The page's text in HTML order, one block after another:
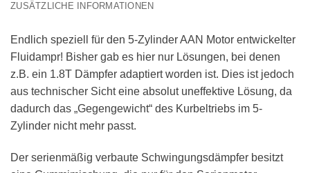
ZUSÄTZLICHE INFORMATIONEN
Endlich speziell für den 5-Zylinder AAN Motor entwickelter
Fluidampr! Bisher gab es hier nur Lösungen, bei denen
z.B. ein 1.8T Dämpfer adaptiert worden ist. Dies ist jedoch
aus technischer Sicht eine absolut uneffektive Lösung, da
dadurch das „Gegengewicht“ des Kurbeltriebs im 5-
Zylinder nicht mehr passt.
Der serienmäßig verbaute Schwingungsdämpfer besitzt